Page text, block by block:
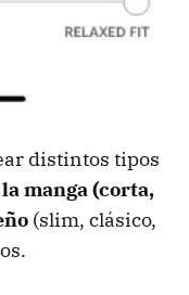
distintos tipos
manga (corta,
(slim, clásico,